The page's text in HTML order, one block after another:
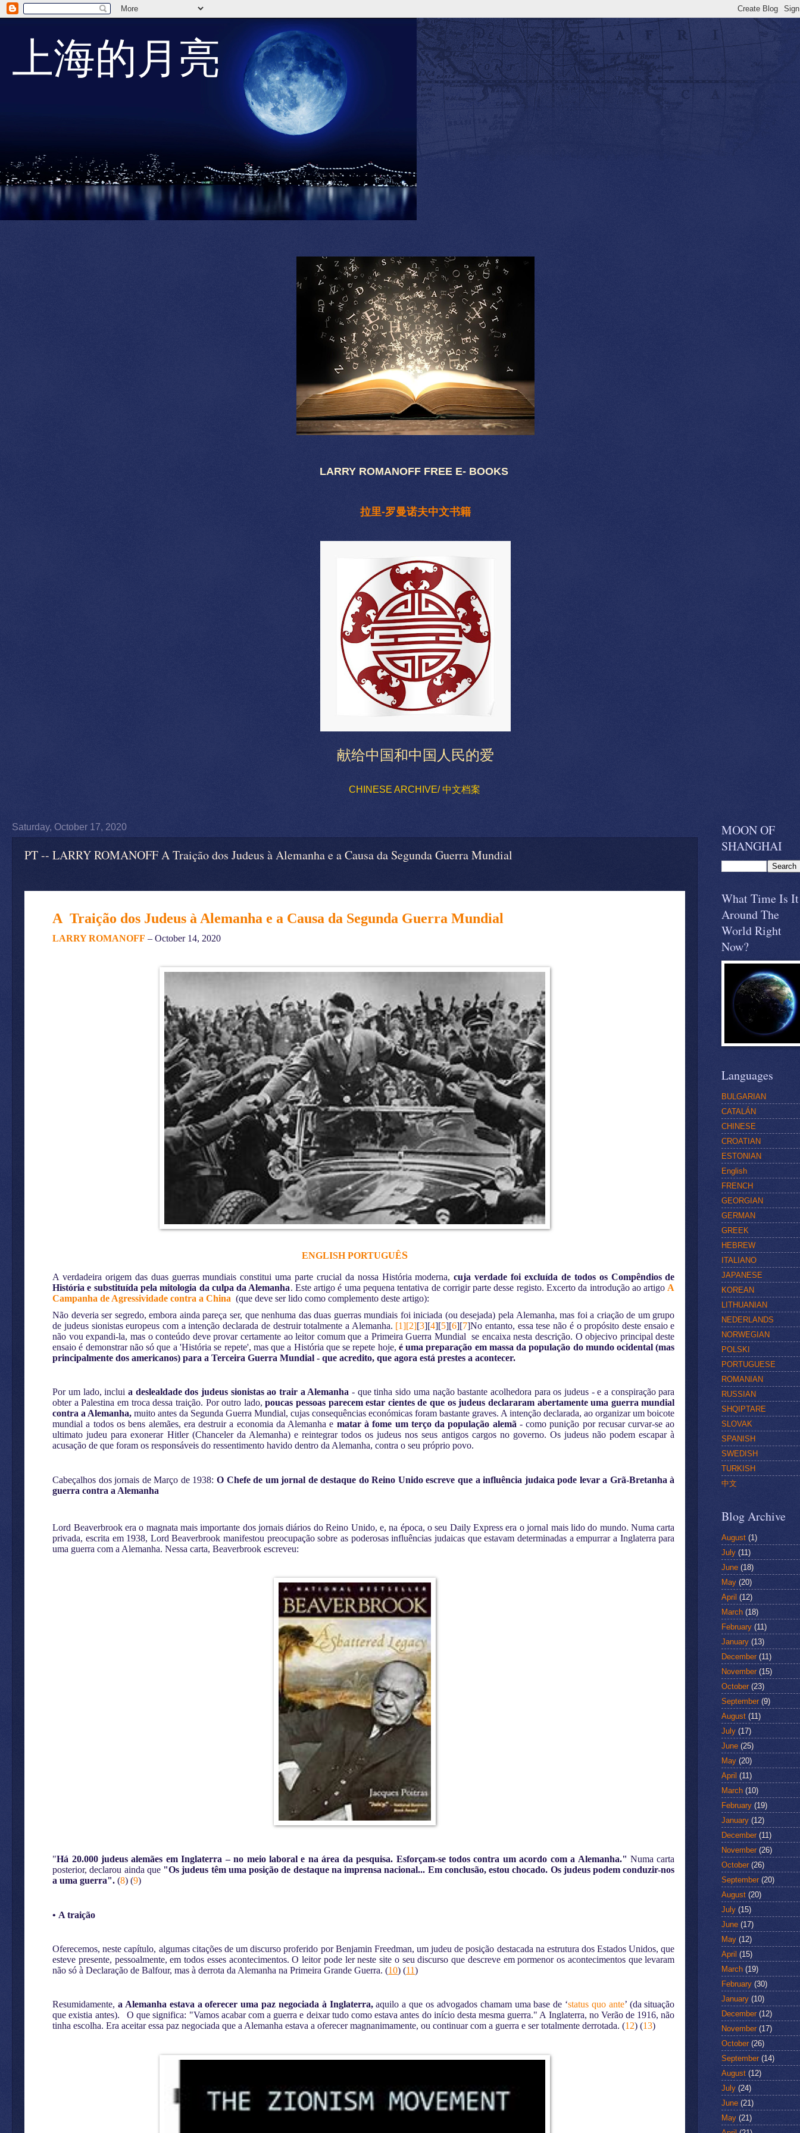
上海的月亮
LARRY ROMANOFF FREE E- BOOKS
拉里-罗曼诺夫中文书籍
献给中国和中国人民的爱
CHINESE ARCHIVE/ 中文档案
Saturday, October 17, 2020
PT -- LARRY ROMANOFF A Traição dos Judeus à Alemanha e a Causa da Segunda Guerra Mundial
A Traição dos Judeus à Alemanha e a Causa da Segunda Guerra Mundial
LARRY ROMANOFF – October 14, 2020
ENGLISH PORTUGUÊS
A verdadeira origem das duas guerras mundiais constitui uma parte crucial da nossa História moderna,cuja verdade foi excluída de todos os Compêndios de
História e substituída pela mitologia da culpa da Alemanha. Este artigo é uma pequena tentativa de corrigir parte desse registo. Excerto da introdução ao artigo A
Campanha de Agressividade contra a China (que deve ser lido como complemento deste artigo):
Não deveria ser segredo, embora ainda pareça ser, que nenhuma das duas guerras mundiais foi iniciada (ou desejada) pela Alemanha, mas foi a criação de um grupo
de judeus sionistas europeus com a intenção declarada de destruir totalmente a Alemanha. [1][2][3][4][5][6][7]No entanto, essa tese não é o propósito deste ensaio e
não vou expandi-la, mas o conteúdo deve provar certamente ao leitor comum que a Primeira Guerra Mundial se encaixa nesta descrição. O objecivo principal deste
ensaio é demonstrar não só que a 'História se repete', mas que a História que se repete hoje, é uma preparação em massa da população do mundo ocidental (mas
principalmente dos americanos) para a Terceira Guerra Mundial - que acredito, que agora está prestes a acontecer.
Por um lado, inclui a deslealdade dos judeus sionistas ao trair a Alemanha - que tinha sido uma nação bastante acolhedora para os judeus - e a conspiração para
obter a Palestina em troca dessa traição. Por outro lado,poucas pessoas parecem estar cientes de que os judeus declararam abertamente uma guerra mundial
contra a Alemanha, muito antes da Segunda Guerra Mundial, cujas consequências económicas foram bastante graves. A intenção declarada, ao organizar um boicote
mundial a todos os bens alemães, era destruir a economia da Alemanha e matar à fome um terço da população alemã- como punição por recusar curvar-se ao
ultimato judeu para exonerar Hitler (Chanceler da Alemanha) e reintegrar todos os judeus nos seus antigos cargos no governo. Os judeus não podem escapar à
acusação de que foram os responsáveis do ressentimento havido dentro da Alemanha, contra o seu próprio povo.
Cabeçalhos dos jornais de Março de 1938:O Chefe de um jornal de destaque do Reino Unido escreve que a influência judaica pode levar a Grã-Bretanha à
guerra contra a Alemanha
Lord Beaverbrook era o magnata mais importante dos jornais diários do Reino Unido, e, na época, o seu Daily Express era o jornal mais lido do mundo. Numa carta
privada, escrita em 1938, Lord Beaverbrook manifestou preocupação sobre as poderosas influências judaicas que estavam determinadas a empurrar a Inglaterra para
uma guerra com a Alemanha. Nessa carta, Beaverbrook escreveu:
"Há 20.000 judeus alemães em Inglaterra – no meio laboral e na área da pesquisa. Esforçam-se todos contra um acordo com a Alemanha." Numa carta
posterior, declarou ainda que "Os judeus têm uma posição de destaque na imprensa nacional... Em conclusão, estou chocado. Os judeus podem conduzir-nos
a uma guerra". (8) (9)
• A traição
Oferecemos, neste capítulo, algumas citações de um discurso proferido por Benjamin Freedman, um judeu de posição destacada na estrutura dos Estados Unidos, que
esteve presente, pessoalmente, em todos esses acontecimentos. O leitor pode ler neste site o seu discurso que descreve em pormenor os acontecimentos que levaram
não só à Declaração de Balfour, mas à derrota da Alemanha na Primeira Grande Guerra. (10) (11)
Resumidamente,a Alemanha estava a oferecer uma paz negociada à Inglaterra,aquilo a que os advogados chamam uma base de ‘status quo ante’ (da situação
que existia antes).
O que significa: "Vamos acabar com a guerra e deixar tudo como estava antes do início desta mesma guerra." A Inglaterra, no Verão de 1916, não
tinha escolha. Era aceitar essa paz negociada que a Alemanha estava a oferecer magnanimamente, ou continuar com a guerra e ser totalmente derrotada.(12) (13)
MOON OF
SHANGHAI
What Time Is It
Around The
World Right
Now?
Languages
BULGARIAN
CATALÁN
CHINESE
CROATIAN
ESTONIAN
English
FRENCH
GEORGIAN
GERMAN
GREEK
HEBREW
ITALIANO
JAPANESE
KOREAN
LITHUANIAN
NEDERLANDS
NORWEGIAN
POLSKI
PORTUGUESE
ROMANIAN
RUSSIAN
SHQIPTARE
SLOVAK
SPANISH
SWEDISH
TURKISH
中文
Blog Archive
August (1)
July (11)
June (18)
May (20)
April (12)
March (18)
February (11)
January (13)
December(11)
November(15)
October(23)
September(9)
August (11)
July (17)
June (25)
May (20)
April (11)
March (10)
February (19)
January (12)
December(11)
November(26)
October(26)
September(20)
August (20)
July (15)
June (17)
May (12)
April (15)
March (19)
February (30)
January (10)
December(12)
November(17)
October(26)
September(14)
August (12)
July (24)
June (21)
May (21)